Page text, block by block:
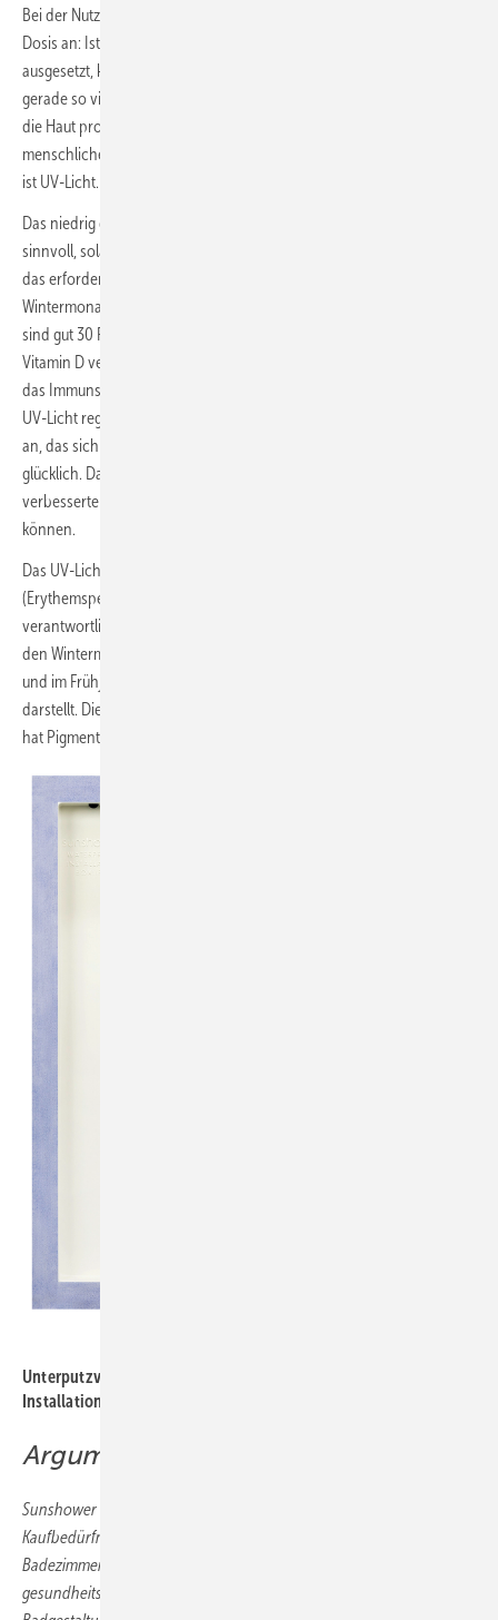
Bei der Nutzung von UV-Licht kommt es vor allem auf die richtige
Dosis an: Ist unser Organismus zu wenig oder zu viel UV-Licht
ausgesetzt, kann das der Gesundheit schaden. Eine ­Sunshower strahlt
gerade so viel UV-Licht aus, dass Vitamin D auf natürliche Weise über
die Haut produziert wird. Vitamin D ist das einzige Vitamin, das der
menschliche Körper selbst bilden kann. Alles, was er dafür benötigt,
ist UV-Licht.
Das niedrig dosierte UVB-Licht ist vor allem in der dunklen Jahreszeit
sinnvoll, solange die natürliche Sonnenenergie nicht ausreicht, um
das erforderliche Vitamin D herstellen zu können. In den
Wintermonaten sinkt der Vitamin-D-Spiegel. Laut Robert-Koch-Institut
sind gut 30 Prozent der Erwachsenen in Deutschland mangelhaft mit
Vitamin D versorgt. Eine tägliche Dosis UV-Licht stabilisiert hingegen
das Immunsystem und wirkt sich positiv auf Knochen und Zähne aus.
UV-Licht regt zudem die Produktion des Glückshormons Endorphin
an, das sich positiv auf die Stimmung auswirkt, man fühlt sich
glücklich. Darüber hinaus trägt das Sonnenlicht zu einem
verbesserten Tag-Nacht-Rhythmus bei, sodass Sie besser schlafen
können.
Das UV-Licht von Sunshower besteht zu 80 % aus UV-B-Licht
(Erythemspektrum), das für die Produktion von Vitamin D
verantwortlich ist. Die restlichen 20 % bestehen aus UV-A-Licht, das in
den Wintermonaten für die Erhaltung eines sommerlichen Teints sorgt
und im Frühjahr eine gute Vorbereitung auf die Sommersonne
darstellt. Die an das Sonnenlicht gewöhnte Haut ist etwas dicker und
hat Pigmente gebildet. Dies bietet Schutz vor der Sommersonne.
Unterputzvariante: Die Unterseite der ­Aussparung für die
Installationsbox sollte mindestens 30 kg tragen können.
Argumente fürs Verkaufsgespräch
Sunshower One und Plus sprechen unterschiedliche
Kaufbedürfnisse an. Manche Kunden möchten aus ihrem
Badezimmer eine Wohlfühloase machen, andere sind
gesundheitsbewusst oder wünschen sich eine exklusive